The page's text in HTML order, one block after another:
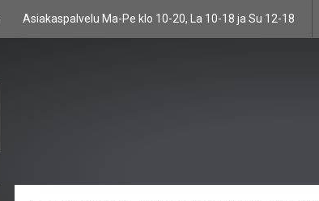
Asiakaspalvelu Ma-Pe klo 10-20, La 10-18 ja Su 12-18